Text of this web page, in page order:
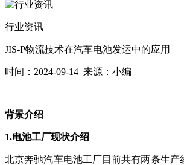
行业资讯
JIS-P物流技术在汽车电池发运中的应用
时间：2024-09-14 来源：小编
背景介绍
1.电池工厂现状介绍
北京奔驰汽车电池工厂目前共有两条生